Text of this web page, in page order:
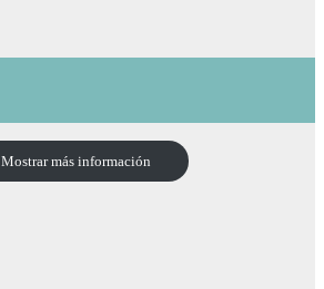
Mostrar más información